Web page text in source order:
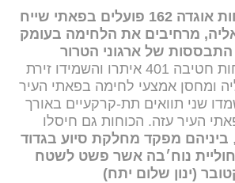
דובר צה"ל: כוחות אוגדה 162 פועלים בפאתי שייח
מרחיבים את הלחימה בעומק
של ארגוני הטרור
. כך, כוחות חטיבה 401 איתרו והשמידו זירת
ומחסן אמצעי לחימה בפאתי העיר
שני תוואים תת-קרקעיים באורך
העיר עזה. הכוחות גם חיסלו
ביניהם מפקד מחלקת סיוע בגדוד
נוח׳בה אשר פשט לשטח
(ינון שלום יתח)